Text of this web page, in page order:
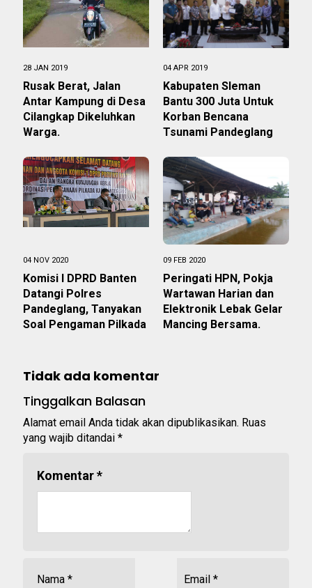
28 JAN 2019
Rusak Berat, Jalan
Antar Kampung di Desa
Cilangkap Dikeluhkan
Warga.
04 APR 2019
Kabupaten Sleman
Bantu 300 Juta Untuk
Korban Bencana
Tsunami Pandeglang
04 NOV 2020
Komisi I DPRD Banten
Datangi Polres
Pandeglang, Tanyakan
Soal Pengaman Pilkada
09 FEB 2020
Peringati HPN, Pokja
Wartawan Harian dan
Elektronik Lebak Gelar
Mancing Bersama.
Tidak ada komentar
Tinggalkan Balasan
Alamat email Anda tidak akan dipublikasikan. Ruas
yang wajib ditandai *
Komentar*
Nama * Email *